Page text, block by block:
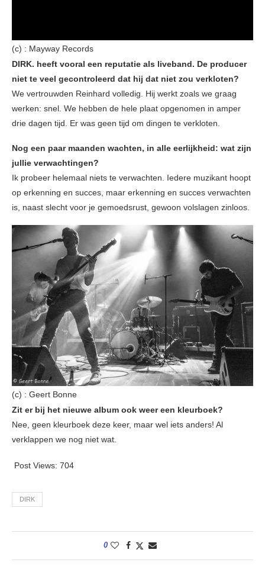
(c) : Mayway Records
DIRK. heeft vooral een reputatie als liveband. De producer
niet te veel gecontroleerd dat hij dat niet zou verkloten?
We vertrouwden Reinhard volledig. Hij werkt zoals we graag
werken: snel. We hebben de hele plaat opgenomen in amper
drie dagen tijd. Er was geen tijd om dingen te verkloten.
Nog een paar maanden wachten, in alle eerlijkheid: wat zijn
jullie verwachtingen?
Ik probeer helemaal niets te verwachten. Iedere muzikant hoopt
op erkenning en succes, maar erkenning en succes verwachten
is, naast slecht voor je gemoedsrust, gewoon volslagen zinloos.
(c) : Geert Bonne
Zit er bij het nieuwe album ook weer een kleurboek?
Nee, geen kleurboek deze keer, maar wel iets anders! Al
verklappen we nog niet wat.
Post Views: 704
DIRK
0